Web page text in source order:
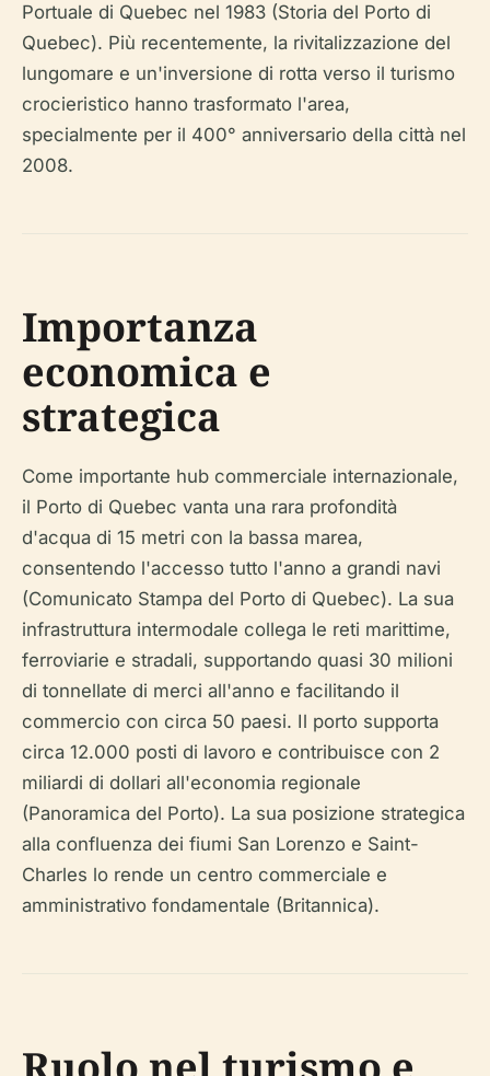
Portuale di Quebec nel 1983 (Storia del Porto di
Quebec). Più recentemente, la rivitalizzazione del
lungomare e un'inversione di rotta verso il turismo
crocieristico hanno trasformato l'area,
specialmente per il 400° anniversario della città nel
2008.
Importanza
economica e
strategica
Come importante hub commerciale internazionale,
il Porto di Quebec vanta una rara profondità
d'acqua di 15 metri con la bassa marea,
consentendo l'accesso tutto l'anno a grandi navi
(Comunicato Stampa del Porto di Quebec). La sua
infrastruttura intermodale collega le reti marittime,
ferroviarie e stradali, supportando quasi 30 milioni
di tonnellate di merci all'anno e facilitando il
commercio con circa 50 paesi. Il porto supporta
circa 12.000 posti di lavoro e contribuisce con 2
miliardi di dollari all'economia regionale
(Panoramica del Porto). La sua posizione strategica
alla confluenza dei fiumi San Lorenzo e Saint-
Charles lo rende un centro commerciale e
amministrativo fondamentale (Britannica).